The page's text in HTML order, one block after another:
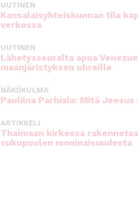
UUTINEN
Kansalaisyhteiskunnan tila
verkossa
UUTINEN
Lähetysseuralta apua
maanjäristyksen uhreille
NÄKÖKULMA
Pauliina Parhiala: Mitä
ARTIKKELI
Thaimaan kirkossa
sukupuolen moninaisuudesta